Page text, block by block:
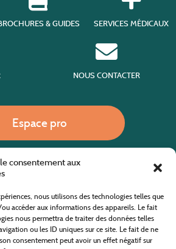
consentement aux
nous utilisons des technologies telles que
accéder aux informations des appareils. Le fait
nous permettra de traiter des données telles
ou les ID uniques sur ce site. Le fait de ne
consentement peut avoir un effet négatif sur
& GUIDES SERVICES MÉDICAUX
NOUS CONTACTER
Espace pro
le fonds européen agricole pour le développement rural
investit dans les zones rurales